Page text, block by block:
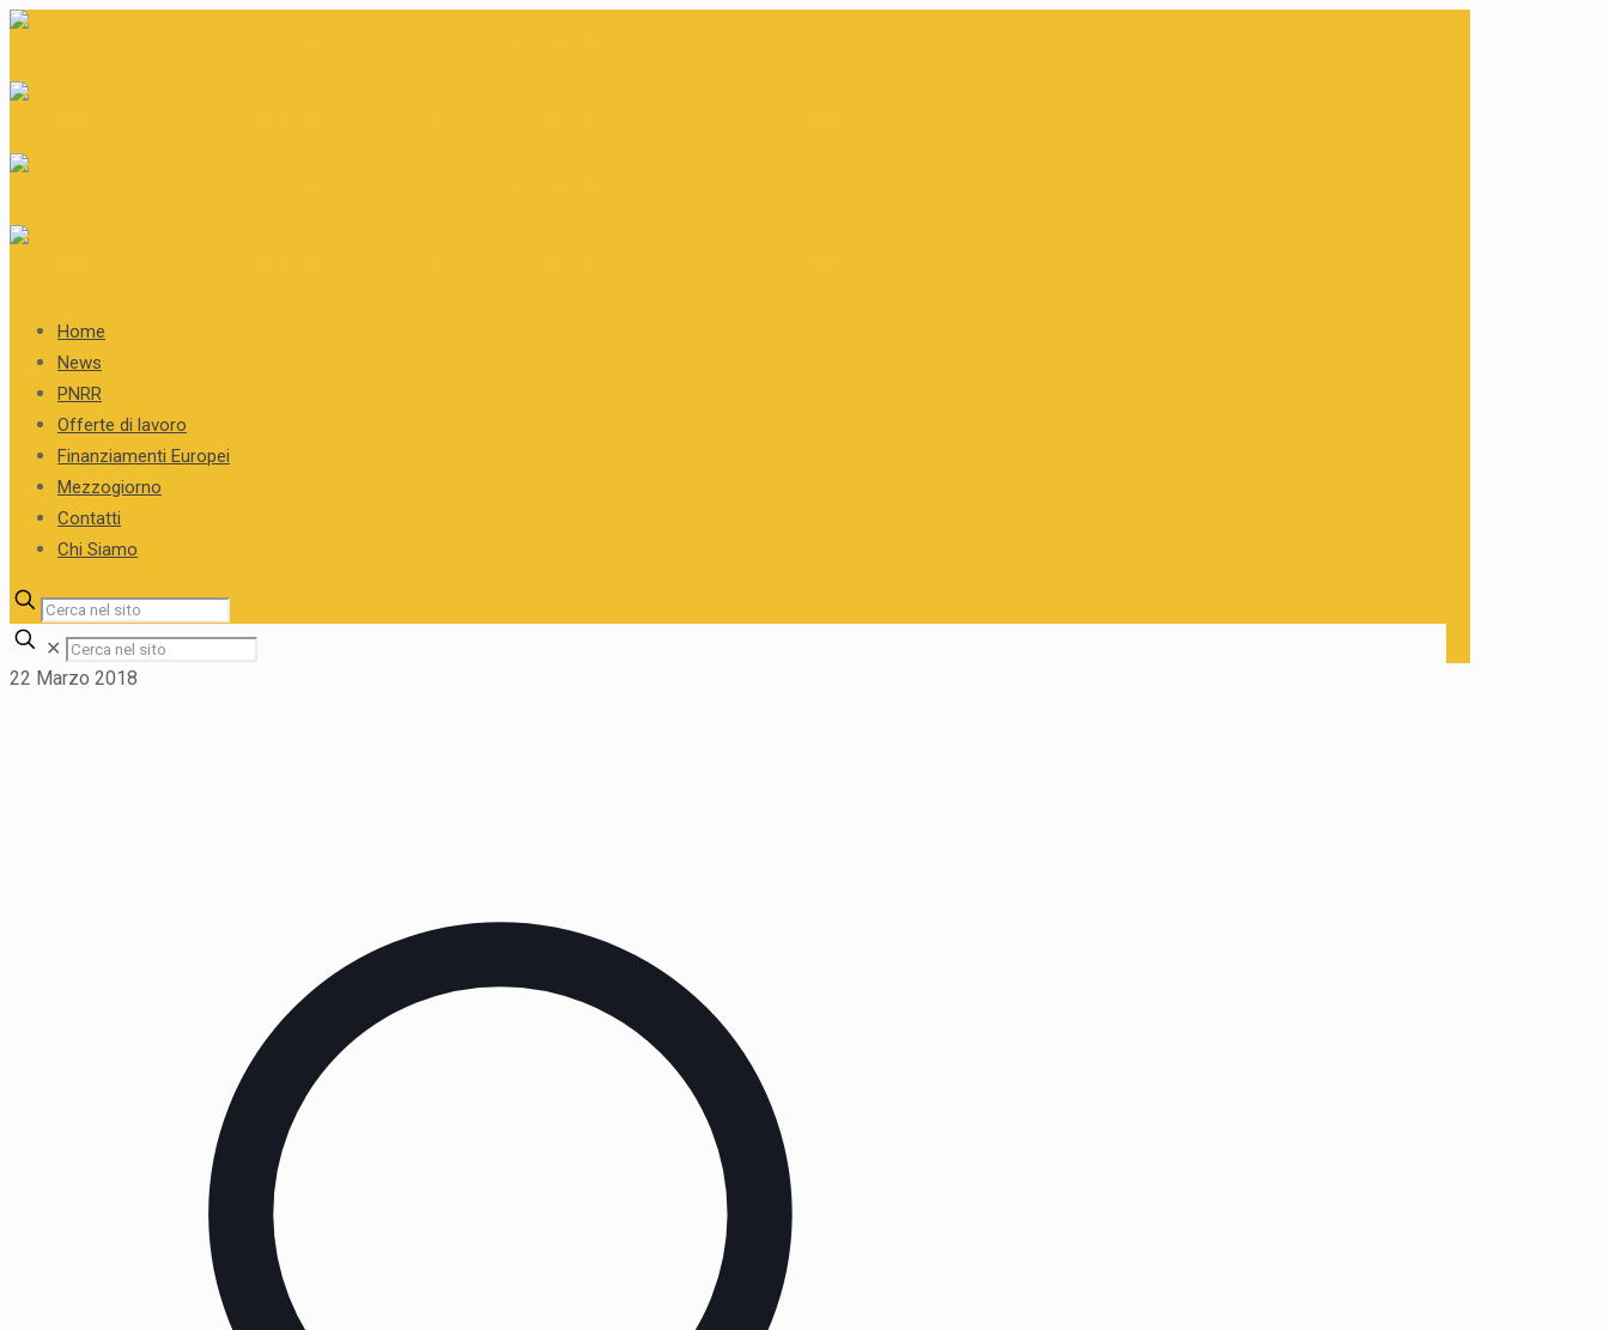
Home
News
PNRR
Offerte di lavoro
Finanziamenti Europei
Mezzogiorno
Contatti
Chi Siamo
✕
22 Marzo 2018